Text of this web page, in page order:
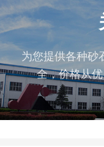
为您提供各种砂
全，价格从